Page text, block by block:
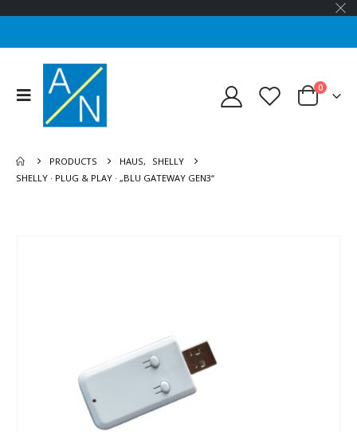
0
PRODUCTS HAUS,
SHELLY
SHELLY · PLUG & PLAY · „BLU GATEWAY GEN3“